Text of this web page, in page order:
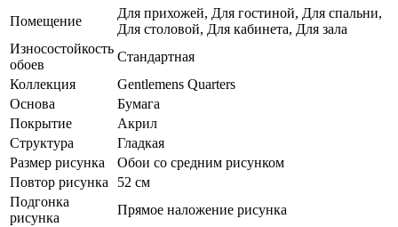
Помещение
Для прихожей, Для гостиной, Для спальни,
Для столовой, Для кабинета, Для зала
Износостойкость
обоев
Стандартная
Коллекция
Gentlemens Quarters
Основа
Бумага
Покрытие
Акрил
Структура
Гладкая
Размер рисунка
Обои со средним рисунком
Повтор рисунка
52 см
Подгонка
рисунка
Прямое наложение рисунка